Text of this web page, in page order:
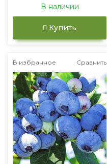
В наличии
Купить
В избранное Сравнить